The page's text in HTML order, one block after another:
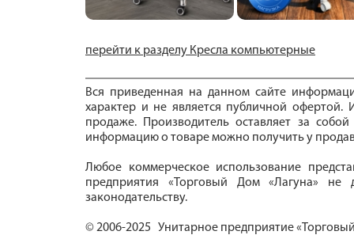
перейти к разделу Кресла компьютерные
Вся приведенная на данном сайте
характер и не является публичной офертой.
продаже. Производитель оставляет за
информацию о товаре можно получить у
Любое коммерческое использование
предприятия «Торговый Дом «Лагуна» не
законодательству.
© 2006-2025 Унитарное предприятие